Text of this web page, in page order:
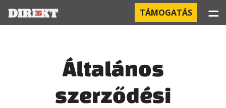
KÓRHÁZI FERTŐZÉSEK
ORBÁN ÉS A GAZDASÁG
TÁMOGATÁS ☰
Általános
szerződési